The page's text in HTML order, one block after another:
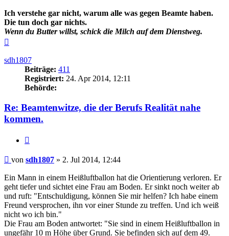
Ich verstehe gar nicht, warum alle was gegen Beamte haben.
Die tun doch gar nichts.
Wenn du Butter willst, schick die Milch auf dem Dienstweg.
sdh1807
Beiträge: 411
Registriert: 24. Apr 2014, 12:11
Behörde:
Re: Beamtenwitze, die der Berufs Realität nahe
kommen.
Beitrag
von sdh1807 » 2. Jul 2014, 12:44
Ein Mann in einem Heißluftballon hat die Orientierung verloren. Er
geht tiefer und sichtet eine Frau am Boden. Er sinkt noch weiter ab
und ruft: "Entschuldigung, können Sie mir helfen? Ich habe einem
Freund versprochen, ihn vor einer Stunde zu treffen. Und ich weiß
nicht wo ich bin."
Die Frau am Boden antwortet: "Sie sind in einem Heißluftballon in
ungefähr 10 m Höhe über Grund. Sie befinden sich auf dem 49.